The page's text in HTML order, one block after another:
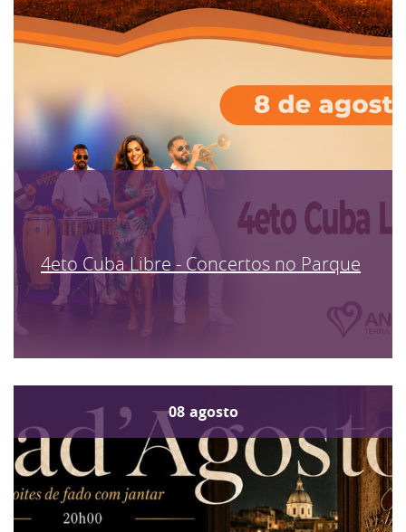
4eto Cuba Libre - Concertos no Parque
08 agosto